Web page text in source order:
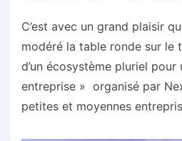
C’est avec un grand plaisir
modéré la table ronde sur le
d’un écosystème pluriel pour
entreprise » organisé par
petites et moyennes